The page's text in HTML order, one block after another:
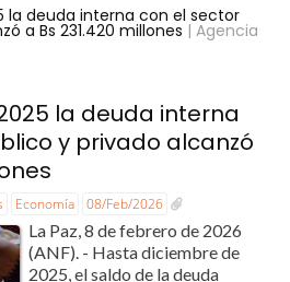
la deuda interna con el sector
a Bs 231.420 millones | Agencia
la deuda interna
y privado alcanzó
Economía 08/Feb/2026
La Paz, 8 de febrero de 2026
(ANF). - Hasta diciembre de
2025, el saldo de la deuda